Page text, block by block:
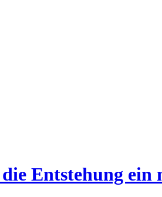
Entstehung ein